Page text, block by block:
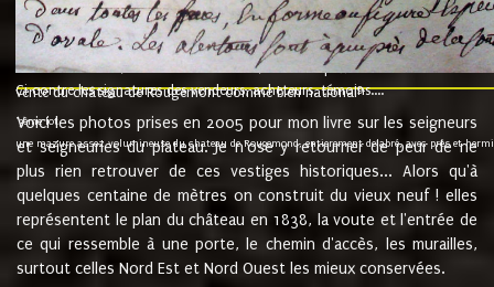
de la Velliere tout ainsi et comme le dit seigneur Baron et ses
présent......"
suivent les rentes, donation des terriers, etc... au prix de 880 livre louis
Ci contre les signatures des vendeurs, acheteurs, témoins....
vente du château de Rougemont comme bien national9.
"3ème lot
une mazure assez volumineuse du chateau de Rougemond, entierement delabré, avec près et
Voici les photos prises en 2005 pour mon livre sur les seigneurs
et seigneuries du plateau. Je n'ose y retourner de peur de ne
plus rien retrouver de ces vestiges historiques... Alors qu'à
quelques centaine de mètres on construit du vieux neuf ! elles
représentent le plan du château en 1838, la voute et l'entrée de
ce qui ressemble à une porte, le chemin d'accès, les murailles,
surtout celles Nord Est et Nord Ouest les mieux conservées.